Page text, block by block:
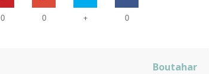
0
+
0
0
Boutahar